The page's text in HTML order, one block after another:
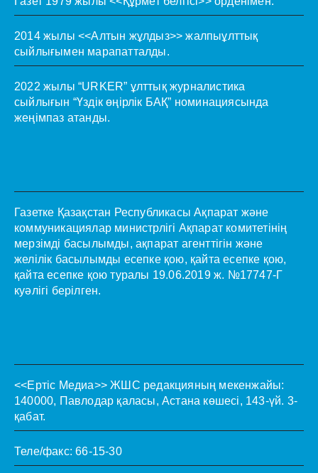
2014 жылы <<Алтын жұлдыз>> жалпыұлттық
сыйлығымен марапатталды.
2022 жылы “URKER” ұлттық журналистика
сыйлығын “Үздік өңірлік БАҚ” номинациясында
жеңімпаз атанды.
Газетке Қазақстан Республикасы Ақпарат және
коммуникациялар министрлігі Ақпарат комитетінің
мерзімді басылымды, ақпарат агенттігін және
желілік басылымды есепке қою, қайта есепке қою,
қайта есепке қою туралы 19.06.2019 ж. №17747-Г
куәлігі берілген.
<<Ертіс Медиа>> ЖШС редакцияның мекенжайы:
140000, Павлодар қаласы, Астана көшесі, 143-үй. 3-
қабат.
Теле/факс: 66-15-30